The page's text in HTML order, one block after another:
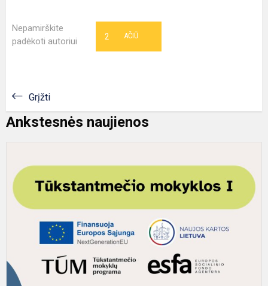
Nepamirškite
padėkoti autoriui
AČIŪ
2
Grįžti
Ankstesnės naujienos